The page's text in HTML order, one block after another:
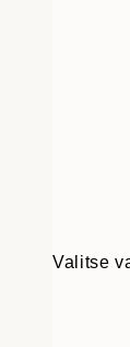
Valitse